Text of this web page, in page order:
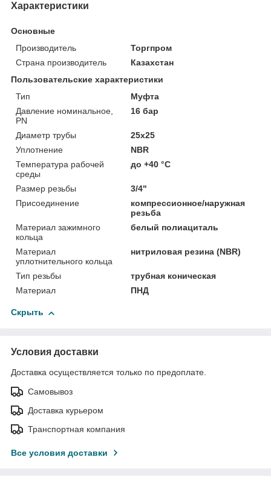
Характеристики
Основные
Производитель
Торгпром
Страна производитель
Казахстан
Пользовательские характеристики
Тип
Муфта
Давление номинальное,
PN
16 бар
Диаметр трубы
25x25
Уплотнение
NBR
Температура рабочей
среды
до +40 °C
Размер резьбы
3/4"
Присоединение
компрессионное/наружная
резьба
Материал зажимного
кольца
белый полиациталь
Материал
уплотнительного кольца
нитриловая резина (NBR)
Тип резьбы
трубная коническая
Материал
ПНД
Скрыть
Условия доставки
Доставка осуществляется только по предоплате.
Самовывоз
Доставка курьером
Транспортная компания
Все условия доставки